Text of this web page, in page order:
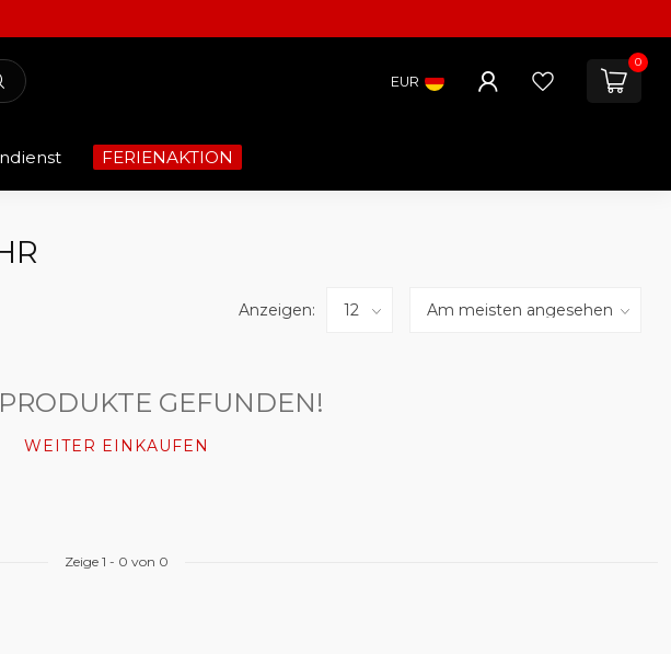
EUR
0
FERIENAKTION
Anzeigen:
GEFUNDEN!
WEITER EINKAUFEN
Zeige 1 - 0 von 0